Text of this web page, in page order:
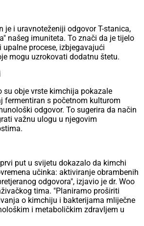
je i uravnoteženiji odgovor T-stanica,
našeg imuniteta. To znači da je tijelo
procese, izbjegavajući
mogu uzrokovati dodatnu štetu.
su obje vrste kimchija pokazale
fermentiran s početnom kulturom
odgovor. To sugerira da način
važnu ulogu u njegovim
put u svijetu dokazalo da kimchi
učinka: aktiviranje obrambenih
odgovora", izjavio je dr. Woo
tima. "Planiramo proširiti
o kimchiju i bakterijama mliječne
i metaboličkim zdravljem u